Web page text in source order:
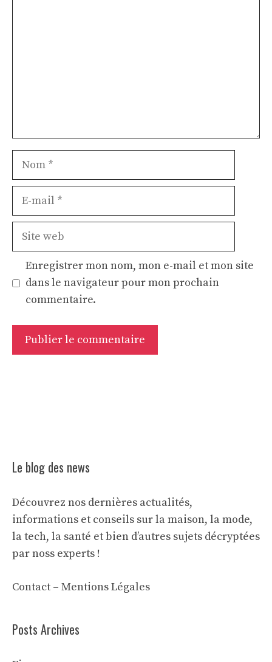
Nom
Site
Enregistrer mon nom, mon e-mail et mon site
dans le navigateur pour mon prochain
commentaire.
Le blog des news
Découvrez nos dernières actualités,
informations et conseils sur la maison, la mode,
la tech, la santé et bien d’autres sujets décryptées
par noss experts !
Contact – Mentions Légales
Posts Archives